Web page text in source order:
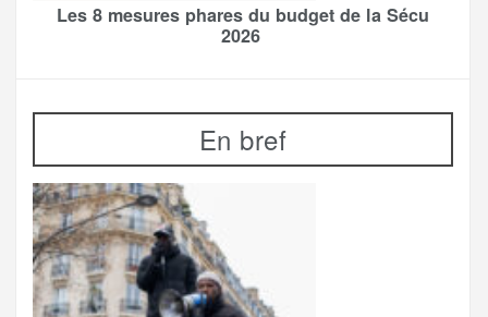
Les 8 mesures phares du budget de la Sécu
2026
En bref